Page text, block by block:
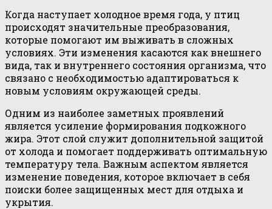
Когда наступает холодное время года, у птиц
происходят значительные преобразования,
которые помогают им выживать в сложных
условиях. Эти изменения касаются как внешнего
вида, так и внутреннего состояния организма, что
связано с необходимостью адаптироваться к
новым условиям окружающей среды.
Одним из наиболее заметных проявлений
является усиление формирования подкожного
жира. Этот слой служит дополнительной защитой
от холода и помогает поддерживать оптимальную
температуру тела. Важным аспектом является
изменение поведения, которое включает в себя
поиски более защищенных мест для отдыха и
укрытия.